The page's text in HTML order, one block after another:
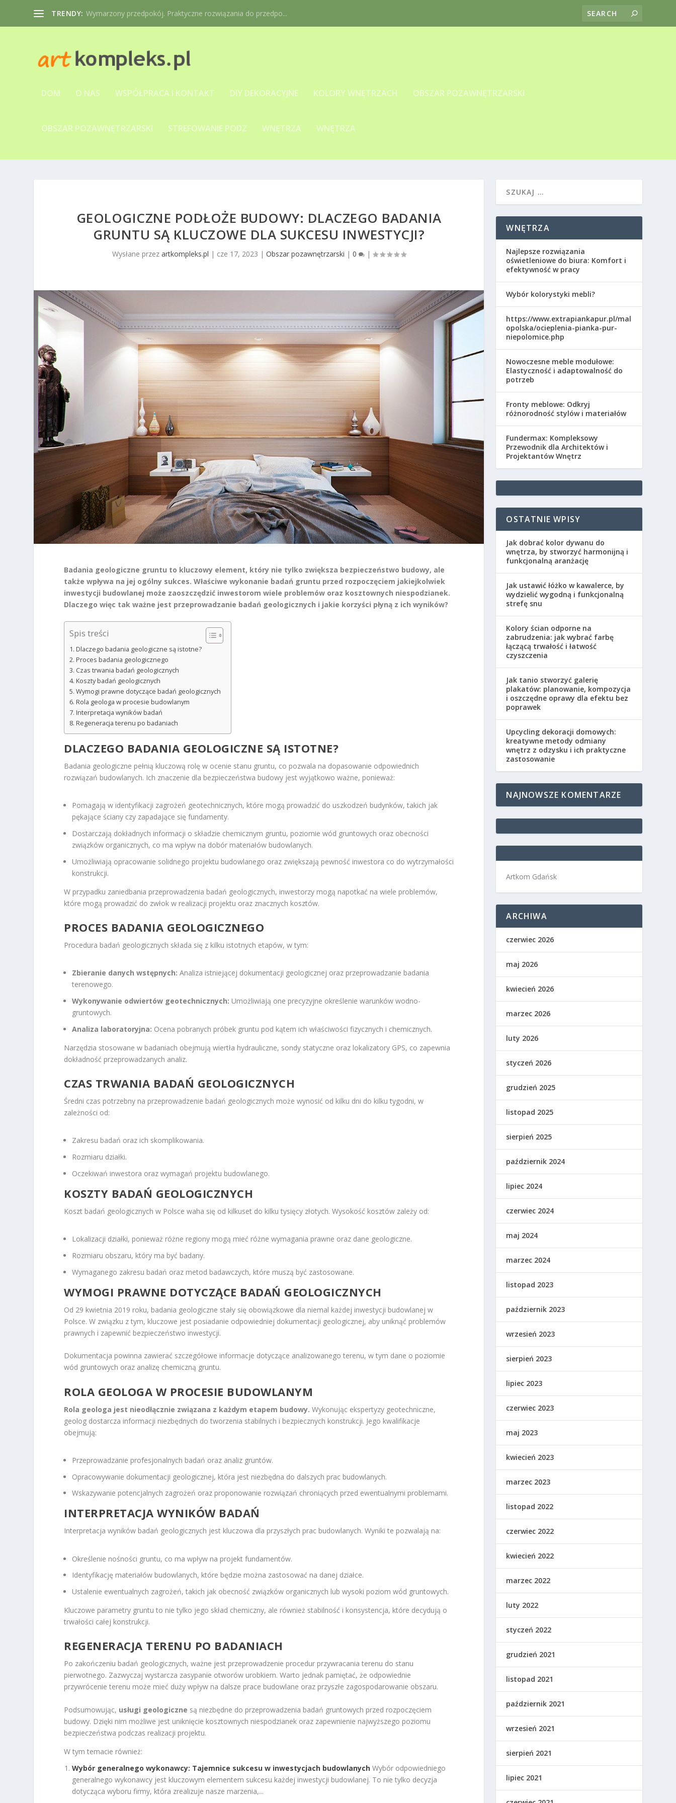
TRENDY: Wymarzony przedpokój. Praktyczne rozwiązania do przedpo...
DOM O NAS WSPÓŁPRACA I KONTAKT DIY DEKORACYJNE KOLORY WNĘTRZACH OBSZAR POZAWNĘTRZARSKI
OBSZAR POZAWNĘTRZARSKI STREFOWANIE PODZ WNĘTRZA WNĘTRZA
GEOLOGICZNE PODŁOŻE BUDOWY: DLACZEGO BADANIA
GRUNTU SĄ KLUCZOWE DLA SUKCESU INWESTYCJI?
Wysłane przez artkompleks.pl | cze 17, 2023 | Obszar pozawnętrzarski | 0 |
Badania geologiczne gruntu to kluczowy element, który nie tylko zwiększa bezpieczeństwo budowy, ale
także wpływa na jej ogólny sukces. Właściwe wykonanie badań gruntu przed rozpoczęciem jakiejkolwiek
inwestycji budowlanej może zaoszczędzić inwestorom wiele problemów oraz kosztownych niespodzianek.
Dlaczego więc tak ważne jest przeprowadzanie badań geologicznych i jakie korzyści płyną z ich wyników?
Spis treści
Dlaczego badania geologiczne są istotne?
Proces badania geologicznego
Czas trwania badań geologicznych
Koszty badań geologicznych
Wymogi prawne dotyczące badań geologicznych
Rola geologa w procesie budowlanym
Interpretacja wyników badań
Regeneracja terenu po badaniach
DLACZEGO BADANIA GEOLOGICZNE SĄ ISTOTNE?
Badania geologiczne pełnią kluczową rolę w ocenie stanu gruntu, co pozwala na dopasowanie odpowiednich
rozwiązań budowlanych. Ich znaczenie dla bezpieczeństwa budowy jest wyjątkowo ważne, ponieważ:
Pomagają w identyfikacji zagrożeń geotechnicznych, które mogą prowadzić do uszkodzeń budynków, takich jak
pękające ściany czy zapadające się fundamenty.
Dostarczają dokładnych informacji o składzie chemicznym gruntu, poziomie wód gruntowych oraz obecności
związków organicznych, co ma wpływ na dobór materiałów budowlanych.
Umożliwiają opracowanie solidnego projektu budowlanego oraz zwiększają pewność inwestora co do wytrzymałości
konstrukcji.
W przypadku zaniedbania przeprowadzenia badań geologicznych, inwestorzy mogą napotkać na wiele problemów,
które mogą prowadzić do zwłok w realizacji projektu oraz znacznych kosztów.
PROCES BADANIA GEOLOGICZNEGO
Procedura badań geologicznych składa się z kilku istotnych etapów, w tym:
Zbieranie danych wstępnych: Analiza istniejącej dokumentacji geologicznej oraz przeprowadzanie badania
terenowego.
Wykonywanie odwiertów geotechnicznych: Umożliwiają one precyzyjne określenie warunków wodno-
gruntowych.
Analiza laboratoryjna: Ocena pobranych próbek gruntu pod kątem ich właściwości fizycznych i chemicznych.
Narzędzia stosowane w badaniach obejmują wiertła hydrauliczne, sondy statyczne oraz lokalizatory GPS, co zapewnia
dokładność przeprowadzanych analiz.
CZAS TRWANIA BADAŃ GEOLOGICZNYCH
Średni czas potrzebny na przeprowadzenie badań geologicznych może wynosić od kilku dni do kilku tygodni, w
zależności od:
Zakresu badań oraz ich skomplikowania.
Rozmiaru działki.
Oczekiwań inwestora oraz wymagań projektu budowlanego.
KOSZTY BADAŃ GEOLOGICZNYCH
Koszt badań geologicznych w Polsce waha się od kilkuset do kilku tysięcy złotych. Wysokość kosztów zależy od:
Lokalizacji działki, ponieważ różne regiony mogą mieć różne wymagania prawne oraz dane geologiczne.
Rozmiaru obszaru, który ma być badany.
Wymaganego zakresu badań oraz metod badawczych, które muszą być zastosowane.
WYMOGI PRAWNE DOTYCZĄCE BADAŃ GEOLOGICZNYCH
Od 29 kwietnia 2019 roku, badania geologiczne stały się obowiązkowe dla niemal każdej inwestycji budowlanej w
Polsce. W związku z tym, kluczowe jest posiadanie odpowiedniej dokumentacji geologicznej, aby uniknąć problemów
prawnych i zapewnić bezpieczeństwo inwestycji.
Dokumentacja powinna zawierać szczegółowe informacje dotyczące analizowanego terenu, w tym dane o poziomie
wód gruntowych oraz analizę chemiczną gruntu.
ROLA GEOLOGA W PROCESIE BUDOWLANYM
Rola geologa jest nieodłącznie związana z każdym etapem budowy. Wykonując ekspertyzy geotechniczne,
geolog dostarcza informacji niezbędnych do tworzenia stabilnych i bezpiecznych konstrukcji. Jego kwalifikacje
obejmują:
Przeprowadzanie profesjonalnych badań oraz analiz gruntów.
Opracowywanie dokumentacji geologicznej, która jest niezbędna do dalszych prac budowlanych.
Wskazywanie potencjalnych zagrożeń oraz proponowanie rozwiązań chroniących przed ewentualnymi problemami.
INTERPRETACJA WYNIKÓW BADAŃ
Interpretacja wyników badań geologicznych jest kluczowa dla przyszłych prac budowlanych. Wyniki te pozwalają na:
Określenie nośności gruntu, co ma wpływ na projekt fundamentów.
Identyfikację materiałów budowlanych, które będzie można zastosować na danej działce.
Ustalenie ewentualnych zagrożeń, takich jak obecność związków organicznych lub wysoki poziom wód gruntowych.
Kluczowe parametry gruntu to nie tylko jego skład chemiczny, ale również stabilność i konsystencja, które decydują o
trwałości całej konstrukcji.
REGENERACJA TERENU PO BADANIACH
Po zakończeniu badań geologicznych, ważne jest przeprowadzenie procedur przywracania terenu do stanu
pierwotnego. Zazwyczaj wystarcza zasypanie otworów urobkiem. Warto jednak pamiętać, że odpowiednie
przywrócenie terenu może mieć duży wpływ na dalsze prace budowlane oraz przyszłe zagospodarowanie obszaru.
Podsumowując, usługi geologiczne są niezbędne do przeprowadzenia badań gruntowych przed rozpoczęciem
budowy. Dzięki nim możliwe jest uniknięcie kosztownych niespodzianek oraz zapewnienie najwyższego poziomu
bezpieczeństwa podczas realizacji projektu.
W tym temacie również:
Wybór generalnego wykonawcy: Tajemnice sukcesu w inwestycjach budowlanych Wybór odpowiedniego
generalnego wykonawcy jest kluczowym elementem sukcesu każdej inwestycji budowlanej. To nie tylko decyzja
dotycząca wyboru firmy, która zrealizuje nasze marzenia,...
WNĘTRZA
Najlepsze rozwiązania
oświetleniowe do biura: Komfort i
efektywność w pracy
Wybór kolorystyki mebli?
https://www.extrapiankapur.pl/mal
opolska/ocieplenia-pianka-pur-
niepolomice.php
Nowoczesne meble modułowe:
Elastyczność i adaptowalność do
potrzeb
Fronty meblowe: Odkryj
różnorodność stylów i materiałów
Fundermax: Kompleksowy
Przewodnik dla Architektów i
Projektantów Wnętrz
OSTATNIE WPISY
Jak dobrać kolor dywanu do
wnętrza, by stworzyć harmonijną i
funkcjonalną aranżację
Jak ustawić łóżko w kawalerce, by
wydzielić wygodną i funkcjonalną
strefę snu
Kolory ścian odporne na
zabrudzenia: jak wybrać farbę
łączącą trwałość i łatwość
czyszczenia
Jak tanio stworzyć galerię
plakatów: planowanie, kompozycja
i oszczędne oprawy dla efektu bez
poprawek
Upcycling dekoracji domowych:
kreatywne metody odmiany
wnętrz z odzysku i ich praktyczne
zastosowanie
NAJNOWSZE KOMENTARZE
Artkom Gdańsk
ARCHIWA
czerwiec 2026
maj 2026
kwiecień 2026
marzec 2026
luty 2026
styczeń 2026
grudzień 2025
listopad 2025
sierpień 2025
październik 2024
lipiec 2024
czerwiec 2024
maj 2024
marzec 2024
listopad 2023
październik 2023
wrzesień 2023
sierpień 2023
lipiec 2023
czerwiec 2023
maj 2023
kwiecień 2023
marzec 2023
listopad 2022
czerwiec 2022
kwiecień 2022
marzec 2022
luty 2022
styczeń 2022
grudzień 2021
listopad 2021
październik 2021
wrzesień 2021
sierpień 2021
lipiec 2021